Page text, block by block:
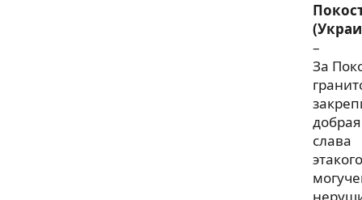
–
За
добрая
слава
этакого